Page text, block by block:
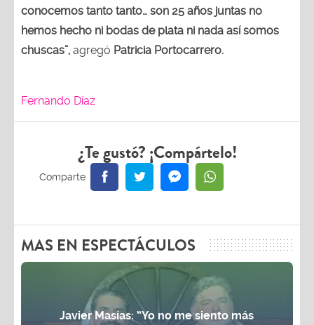
conocemos tanto tanto… son 25 años juntas no
hemos hecho ni bodas de plata ni nada así somos
chuscas”, agregó Patricia Portocarrero.
Fernando Díaz
¿Te gustó? ¡Compártelo!
MAS EN ESPECTÁCULOS
Javier Masías: “Yo no me siento más